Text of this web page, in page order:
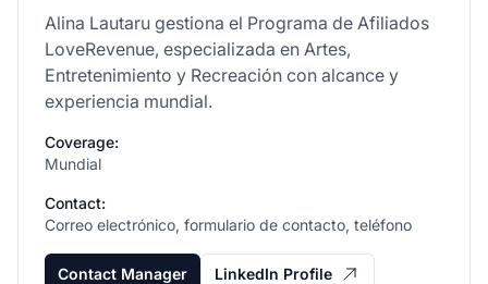
Alina Lautaru gestiona el Programa de Afiliados
LoveRevenue, especializada en Artes,
Entretenimiento y Recreación con alcance y
experiencia mundial.
Coverage:
Mundial
Contact:
Correo electrónico, formulario de contacto, teléfono
Contact Manager LinkedIn Profile